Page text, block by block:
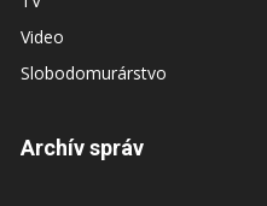
Video
Slobodomurárstvo
Archív správ